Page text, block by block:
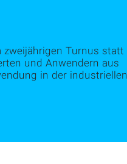
zweijährigen Turnus statt
und Anwendern aus
in der industriellen